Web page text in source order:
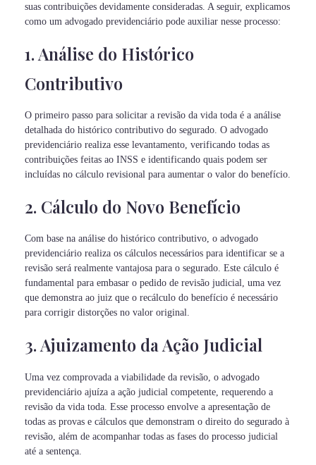
suas contribuições devidamente consideradas. A seguir, explicamos
como um advogado previdenciário pode auxiliar nesse processo:
1. Análise do Histórico
Contributivo
O primeiro passo para solicitar a revisão da vida toda é a análise
detalhada do histórico contributivo do segurado. O advogado
previdenciário realiza esse levantamento, verificando todas as
contribuições feitas ao INSS e identificando quais podem ser
incluídas no cálculo revisional para aumentar o valor do benefício.
2. Cálculo do Novo Benefício
Com base na análise do histórico contributivo, o advogado
previdenciário realiza os cálculos necessários para identificar se a
revisão será realmente vantajosa para o segurado. Este cálculo é
fundamental para embasar o pedido de revisão judicial, uma vez
que demonstra ao juiz que o recálculo do benefício é necessário
para corrigir distorções no valor original.
3. Ajuizamento da Ação Judicial
Uma vez comprovada a viabilidade da revisão, o advogado
previdenciário ajuíza a ação judicial competente, requerendo a
revisão da vida toda. Esse processo envolve a apresentação de
todas as provas e cálculos que demonstram o direito do segurado à
revisão, além de acompanhar todas as fases do processo judicial
até a sentença.